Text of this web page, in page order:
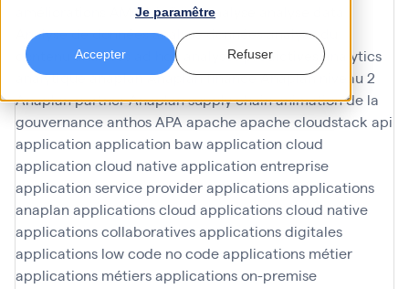
Je paramêtre
Accepter Refuser
AMOA Infinoéanalyse
Analyse de donnéesanalyse donnéesanalyse du
contenu
analyses ad hoc analyses predictives
analytics
analytiqueanaplanAnaplan financeAnaplan niveau 2
Anaplan partnerAnaplan supply chainanimation de la
gouvernanceanthosAPA apacheapache cloudstack api
application application bawapplication cloud
application cloud nativeapplication entreprise
application service providerapplicationsapplications
anaplan applications cloud applications cloud native
applications collaborativesapplications digitales
applications low code no codeapplications métier
applications métiersapplications on-premise